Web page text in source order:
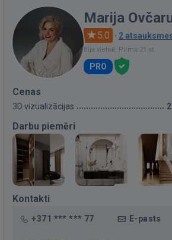
Marija
5.0 · 2
Bija vietnē: Pirms 21 st.
PRO
Cenas
3D vizualizācijas
Darbu piemēri
Kontakti
+371 *** *** 77 E-pasts